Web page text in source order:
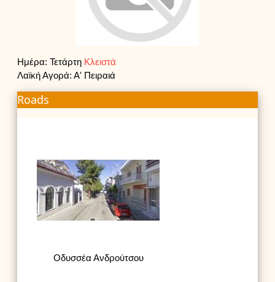
Ημέρα: Τετάρτη Κλειστά
Λαϊκή Αγορά: Α' Πειραιά
Roads
Οδυσσέα Ανδρούτσου